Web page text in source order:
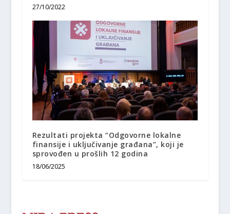
27/10/2022
Rezultati projekta “Odgovorne lokalne
finansije i uključivanje građana”, koji je
sprovođen u prošlih 12 godina
18/06/2025